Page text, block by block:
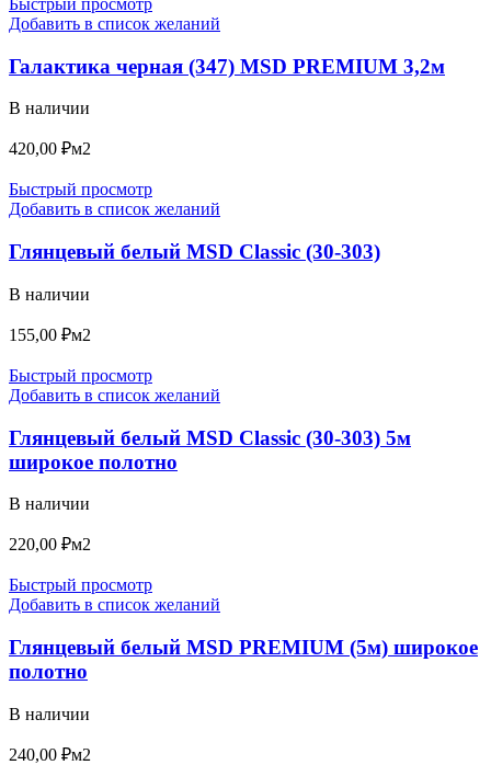
Быстрый просмотр
Добавить в список желаний
Галактика черная (347) MSD PREMIUM 3,2м
В наличии
420,00 ₽м2
Быстрый просмотр
Добавить в список желаний
Глянцевый белый MSD Classic (30-303)
В наличии
155,00 ₽м2
Быстрый просмотр
Добавить в список желаний
Глянцевый белый MSD Classic (30-303) 5м
широкое полотно
В наличии
220,00 ₽м2
Быстрый просмотр
Добавить в список желаний
Глянцевый белый MSD PREMIUM (5м) широкое
полотно
В наличии
240,00 ₽м2